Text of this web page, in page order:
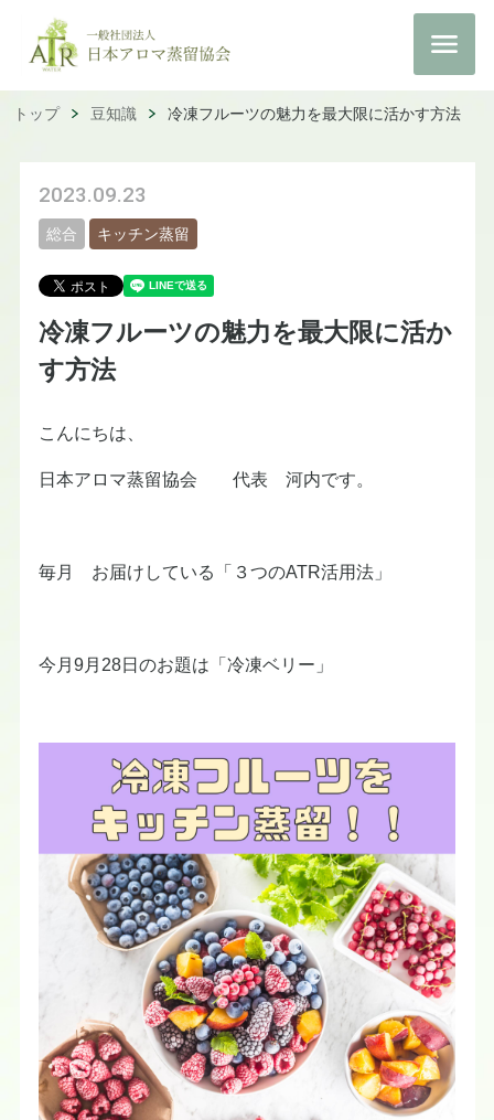
トップ 豆知識 冷凍フルーツの魅力を最大限に活かす方法
2023.09.23
総合 キッチン蒸留
冷凍フルーツの魅力を最大限に活か
す方法
こんにちは、
日本アロマ蒸留協会 代表 河内です。
毎月 お届けしている「３つのATR活用法」
今月9月28日のお題は「冷凍ベリー」